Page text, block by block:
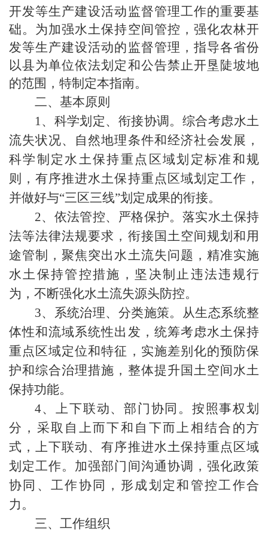
开发等生产建设活动监督管理工作的重要基
础。为加强水土保持空间管控，强化农林开
发等生产建设活动的监督管理，指导各省份
以县为单位依法划定和公告禁止开垦陡坡地
的范围，特制定本指南。
二、基本原则
1、科学划定、衔接协调。综合考虑水土
流失状况、自然地理条件和经济社会发展，
科学制定水土保持重点区域划定标准和规
则，有序推进水土保持重点区域划定工作，
并做好与“三区三线”划定成果的衔接。
2、依法管控、严格保护。落实水土保持
法等法律法规要求，衔接国土空间规划和用
途管制，聚焦突出水土流失问题，精准实施
水土保持管控措施，坚决制止违法违规行
为，不断强化水土流失源头防控。
3、系统治理、分类施策。从生态系统整
体性和流域系统性出发，统筹考虑水土保持
重点区域定位和特征，实施差别化的预防保
护和综合治理措施，整体提升国土空间水土
保持功能。
4、上下联动、部门协同。按照事权划
分，采取自上而下和自下而上相结合的方
式，上下联动、有序推进水土保持重点区域
划定工作。加强部门间沟通协调，强化政策
协同、工作协同，形成划定和管控工作合
力。
三、工作组织